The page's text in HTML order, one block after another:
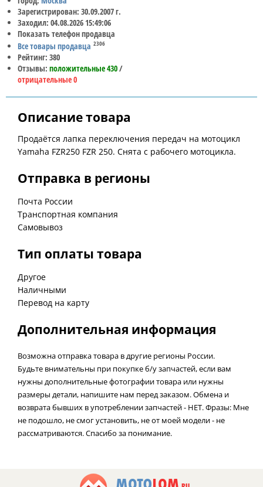
Зарегистрирован: 30.09.2007 г.
Заходил: 04.08.2026 15:49:06
Показать телефон продавца
Все товары продавца 2306
Рейтинг: 380
Отзывы: положительные 430/
отрицательные 0
Описание товара
Продаётся лапка переключения передач на мотоцикл
Yamaha FZR250 FZR 250. Снята с рабочего мотоцикла.
Отправка в регионы
Почта России
Транспортная компания
Самовывоз
Тип оплаты товара
Другое
Наличными
Перевод на карту
Дополнительная информация
Возможна отправка товара в другие регионы России.
Будьте внимательны при покупке б/у запчастей, если вам
нужны дополнительные фотографии товара или нужны
размеры детали, напишите нам перед заказом. Обмена и
возврата бывших в употреблении запчастей - НЕТ. Фразы: Мне
не подошло, не смог установить, не от моей модели - не
рассматриваются. Спасибо за понимание.